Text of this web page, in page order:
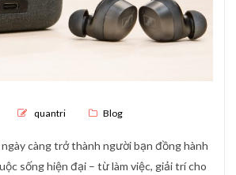
quantri Blog
càng trở thành người bạn đồng hành
sống hiện đại – từ làm việc, giải trí cho